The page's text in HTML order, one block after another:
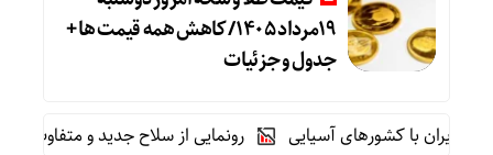
19مرداد 1405/ کاهش همه قیمت ها +
جدول و جزئیات
با کشورهای آسیایی
رونمایی از سلاح جدید و متفاوت کره